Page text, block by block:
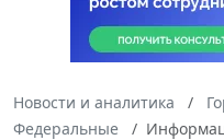
Новости и аналитика
Федеральные